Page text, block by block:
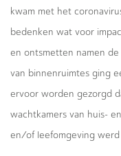
kwam met het
bedenken wat voor
en ontsmetten namen
van binnenruimtes ging
ervoor worden gezorgd
wachtkamers van huis-
en/of leefomgeving